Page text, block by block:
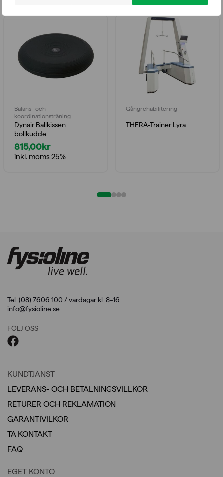
Balans- och
koordinationsträning
Dynair Ballkissen
bollkudde
815,00kr
inkl. moms 25%
Gångrehabilitering
THERA-Trainer Lyra
Tel. (08) 7606 100 / vardagar kl. 8–16
info@fysioline.se
FÖLJ OSS
KUNDTJÄNST
LEVERANS- OCH BETALNINGSVILLKOR
RETURER OCH REKLAMATION
GARANTIVILKOR
TA KONTAKT
FAQ
EGET KONTO